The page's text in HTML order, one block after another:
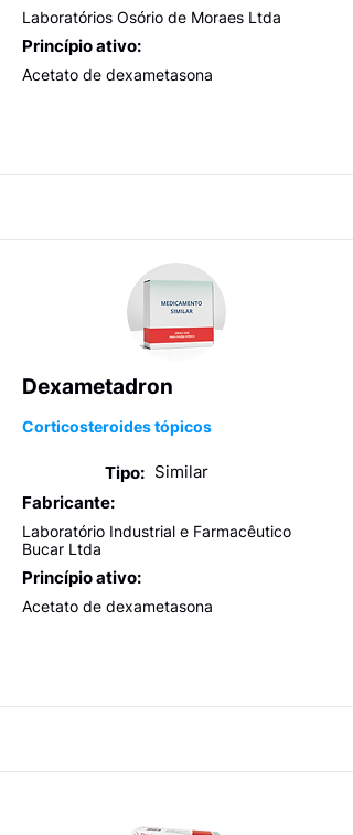
Laboratórios Osório de Moraes Ltda
Princípio ativo:
Acetato de dexametasona
Dexametadron
Corticosteroides tópicos
Tipo: Similar
Fabricante:
Laboratório Industrial e Farmacêutico
Bucar Ltda
Princípio ativo:
Acetato de dexametasona